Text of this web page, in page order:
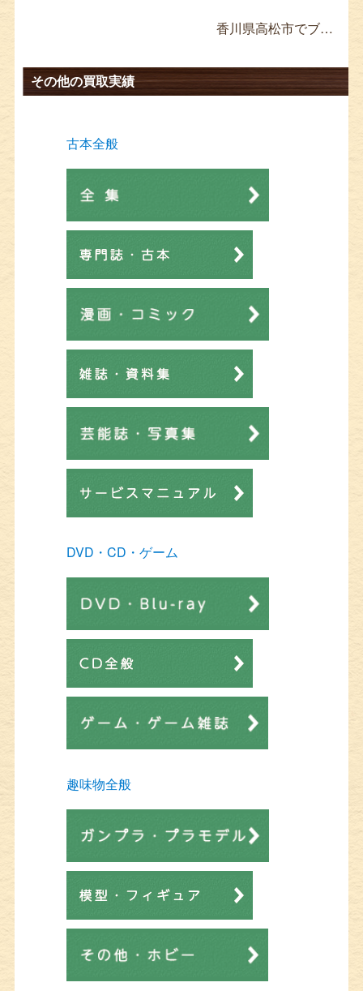
香川県高松市でブルーレイ買取 機動戦士ガンダムUC ≫
その他の買取実績
古本全般
DVD・CD・ゲーム
趣味物全般